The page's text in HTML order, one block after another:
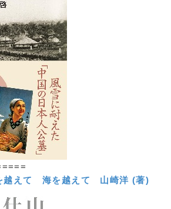
越えて 海を越えて 山崎洋 (著)